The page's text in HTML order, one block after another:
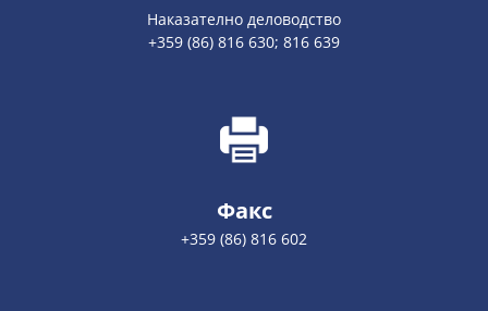
Наказателно деловодство
+359 (86) 816 630; 816 639
Факс
+359 (86) 816 602